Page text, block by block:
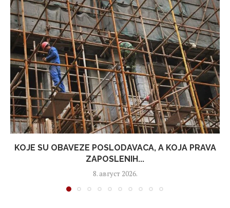
KOJE SU OBAVEZE POSLODAVACA, A KOJA PRAVA
ZAPOSLENIH...
8. август 2026.